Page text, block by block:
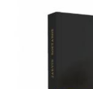
d’échecs
classiques
Coffrets